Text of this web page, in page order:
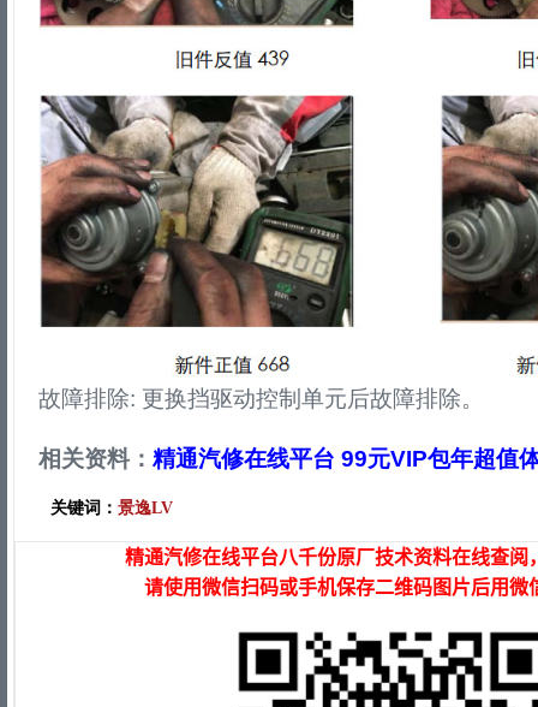
故障排除: 更换挡驱动控制单元后故障排除。
相关资料： 精通汽修在线平台 99元VIP包年超值
关键词： 景逸LV